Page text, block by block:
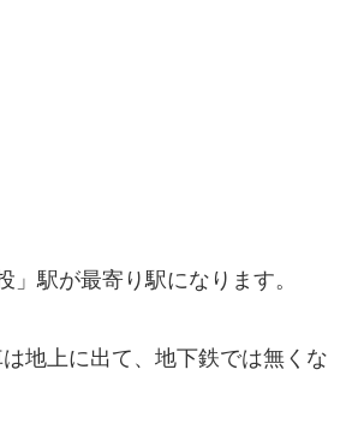
」駅が最寄り駅になります。
地上に出て、地下鉄では無くな